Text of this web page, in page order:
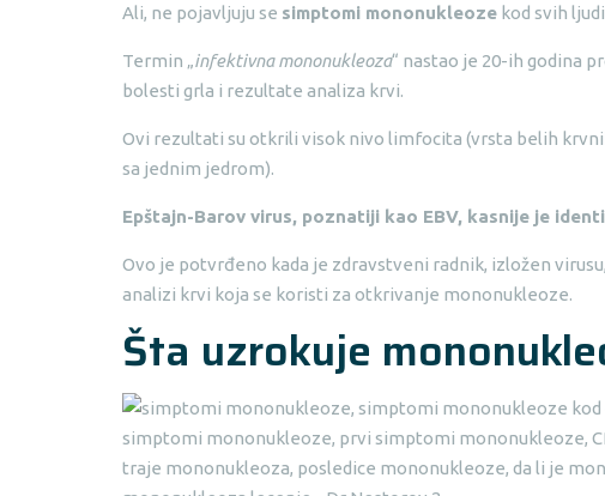
Ali, ne pojavljuju se simptomi mononukleoze kod svih
Termin „infektivna mononukleoza“ nastao je 20-ih godina
bolesti grla i rezultate analiza krvi.
Ovi rezultati su otkrili visok nivo limfocita (vrsta belih
sa jednim jedrom).
Epštajn-Barov virus, poznatiji kao EBV, kasnije je
Ovo je potvrđeno kada je zdravstveni radnik, izložen
analizi krvi koja se koristi za otkrivanje mononukleoze.
Šta uzrokuje